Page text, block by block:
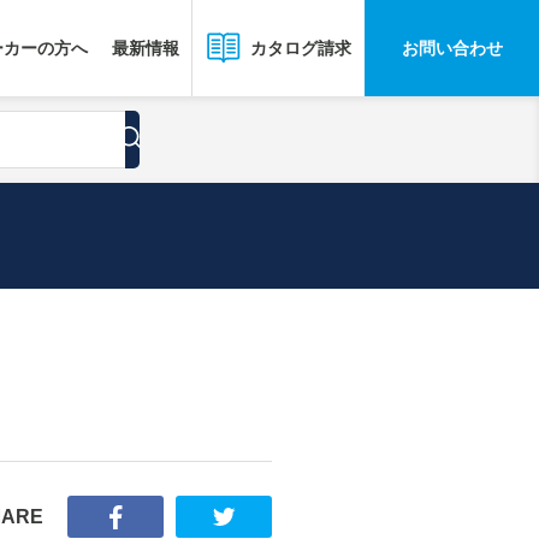
ーの方へ 最新情報 カタログ請求 お問い合わせ